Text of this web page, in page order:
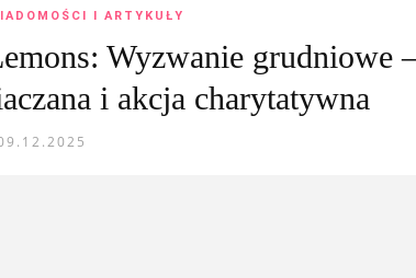
I ARTYKUŁY
Wyzwanie grudniowe
i akcja charytatywna